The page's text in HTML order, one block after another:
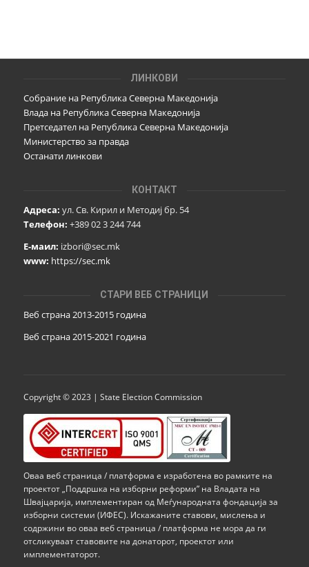
ЛИНКОВИ
Собрание на Република Северна Македонија
Влада на Република Северна Македонија
Претседател на Република Северна Македонија
Министерство за правда
Останати линкови
КОНТАКТ
Адреса: ул. Св. Кирил и Методиј бр. 54
Телефон: +389 02 3 244 744
Е-маил: izbori@sec.mk
www: https://sec.mk
СТАРИ ВЕБ СТРАНИЦИ
Веб страна 2013-2015 година
Веб страна 2015-2021 година
Copyright © 2023 | State Election Commission
Оваа веб страница / платформа е изработена во рамките на
проектот „Поддршка на изборни реформи” на Владата на
Швајцарија, имплементиран од Меѓународната фондација за
изборни системи (ИФЕС). Искажаните ставови, мислења и
содржини во оваа веб страница / платформа не мора да ги
отсликуваат ставовите на донаторот, проектот или
имплементаторот.